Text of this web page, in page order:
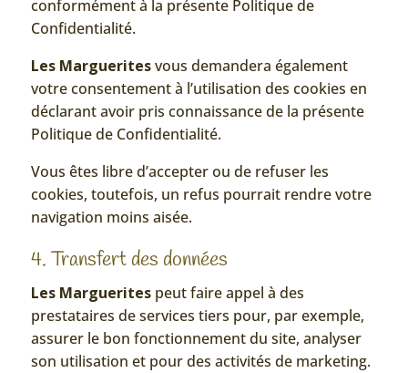
conformément à la présente Politique de
Confidentialité.
Les Margueritesvous demandera également
votre consentement à l’utilisation des cookies en
déclarant avoir pris connaissance de la présente
Politique de Confidentialité.
Vous êtes libre d’accepter ou de refuser les
cookies, toutefois, un refus pourrait rendre votre
navigation moins aisée.
4. Transfert des données
Les Margueritespeut faire appel à des
prestataires de services tiers pour, par exemple,
assurer le bon fonctionnement du site, analyser
son utilisation et pour des activités de marketing.